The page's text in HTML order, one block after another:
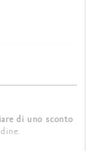
di uno sconto